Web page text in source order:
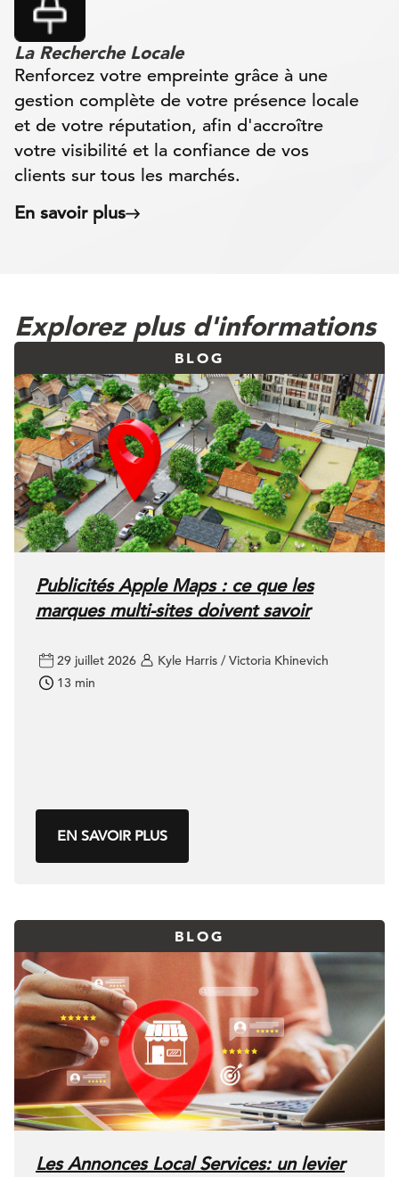
La Recherche Locale
Renforcez votre empreinte grâce à une
gestion complète de votre présence locale
et de votre réputation, afin d'accroître
votre visibilité et la confiance de vos
clients sur tous les marchés.
En savoir plus
Explorez plus d'informations
BLOG
Publicités Apple Maps : ce que les
marques multi-sites doivent savoir
29 juillet 2026
Kyle Harris / Victoria Khinevich
13 min
EN SAVOIR PLUS
BLOG
Les Annonces Local Services: un levier